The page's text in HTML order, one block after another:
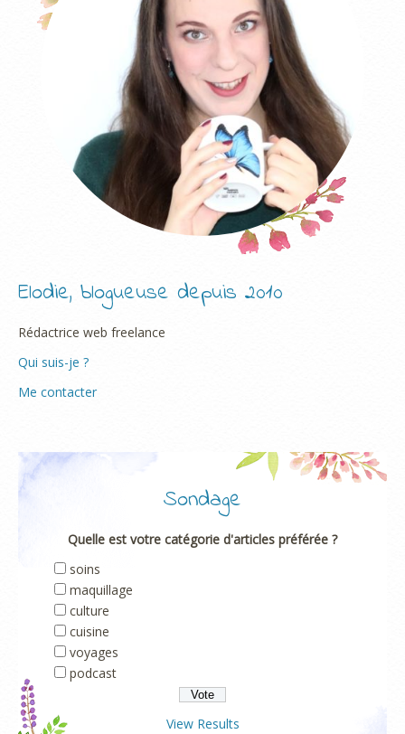
Elodie, blogueuse depuis 2010
Rédactrice web freelance
Qui suis-je ?
Me contacter
Sondage
Quelle est votre catégorie d'articles préférée ?
soins
maquillage
culture
cuisine
voyages
podcast
View Results